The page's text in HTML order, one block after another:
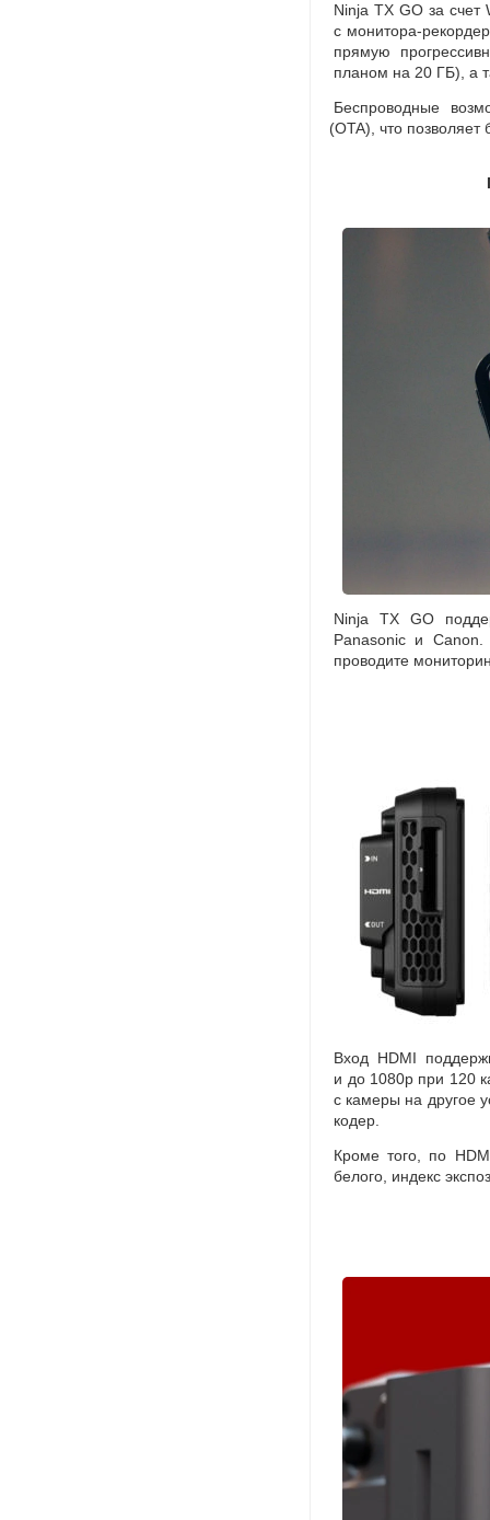
Ninja TX GO за счет
с монитора-
прямую
планом на 20 ГБ), а
Беспроводные
(OTA), что
Ninja TX GO
Panasonic и Canon.
проводите
Вход HDMI
и до 1080p при 120
с камеры на другое
кодер.
Кроме того, по
белого, индекс